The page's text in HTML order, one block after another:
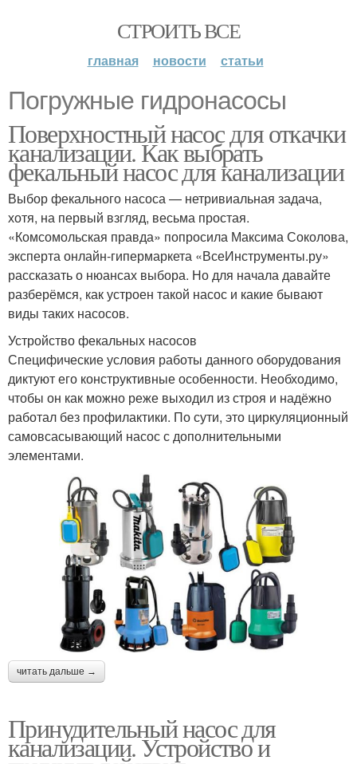
СТРОИТЬ ВСЕ
главная новости статьи
Погружные гидронасосы
Поверхностный насос для откачки
канализации. Как выбрать
фекальный насос для канализации
Выбор фекального насоса — нетривиальная задача,
хотя, на первый взгляд, весьма простая.
«Комсомольская правда» попросила Максима Соколова,
эксперта онлайн-гипермаркета «ВсеИнструменты.ру»
рассказать о нюансах выбора. Но для начала давайте
разберёмся, как устроен такой насос и какие бывают
виды таких насосов.
Устройство фекальных насосов
Специфические условия работы данного оборудования
диктуют его конструктивные особенности. Необходимо,
чтобы он как можно реже выходил из строя и надёжно
работал без профилактики. По сути, это циркуляционный
самовсасывающий насос с дополнительными
элементами.
читать дальше →
Принудительный насос для
канализации. Устройство и